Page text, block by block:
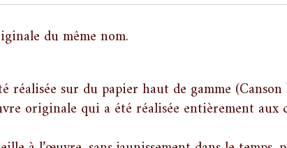
du même nom.
sur du papier haut de gamme
originale qui a été réalisée entièrement aux